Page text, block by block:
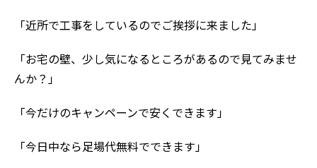
「近所で工事をしているのでご挨拶に来ました」
「お宅の壁、少し気になるところがあるので見てみませ
んか？」
「今だけのキャンペーンで安くできます」
「今日中なら足場代無料でできます」